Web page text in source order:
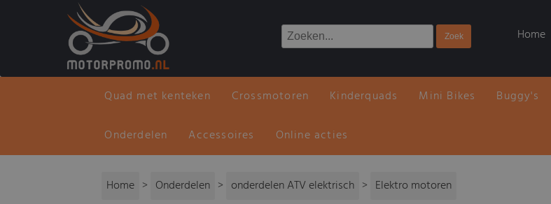
Home
Quad met kenteken Crossmotoren Kinderquads Mini Bikes Buggy's
Onderdelen Accessoires Online acties
Home > Onderdelen > onderdelen ATV elektrisch > Elektro motoren